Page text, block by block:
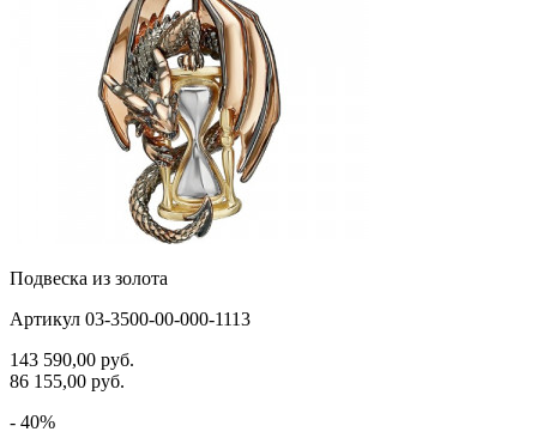
Подвеска из золота
Артикул 03-3500-00-000-1113
143 590,00 руб.
86 155,00 руб.
- 40%